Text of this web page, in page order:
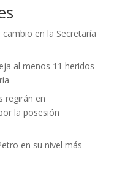
en la Secretaría
al menos 11 heridos
regirán en
la posesión
en su nivel más